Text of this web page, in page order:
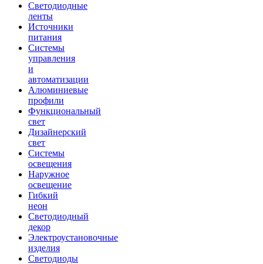
Светодиодные
ленты
Источники
питания
Системы
управления
и
автоматизации
Алюминиевые
профили
Функциональный
свет
Дизайнерский
свет
Системы
освещения
Наружное
освещение
Гибкий
неон
Светодиодный
декор
Электроустановочные
изделия
Светодиоды